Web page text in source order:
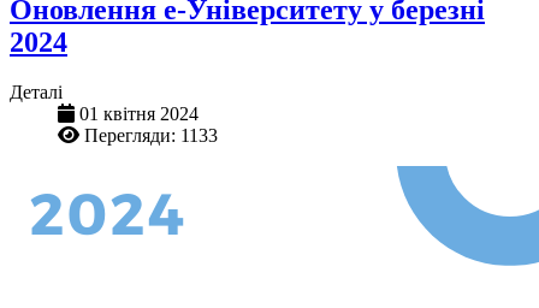
Оновлення е-Університету у березні
2024
Деталі
01 квітня 2024
Перегляди: 1133